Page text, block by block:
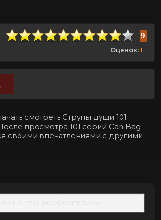
9
Оценок: 1
смотреть Струны души 101
просмотра 101 серии Can Bagi
своими впечатлениями с другими